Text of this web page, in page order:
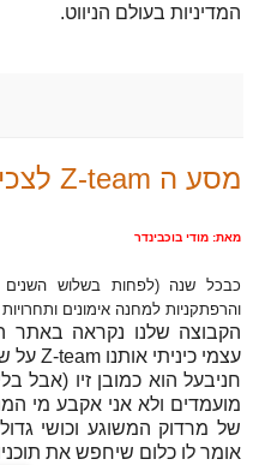
המדיניות בעולם הניווט.
מסע ה Z-team לצכיה
מאת: מודי בוכבינדר
כבכל שנה (לפחות בשלוש השנים
והרפתקניות למחנה אימונים ותחרויות
הקבוצה שלנו נקראה באתר
עצמי כיניתי אותנו Z-team על
חניבעל הוא כמובן זיו (אבל
מועמדים ולא אני אקבע מי
של מרדוק המשוגע וכושי
אומר לו כלום שיחפש את